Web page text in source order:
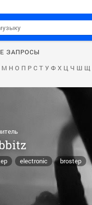
ЗАПРОСЫ
М Н О П Р С Т У Ф Х Ц Ч Ш Щ
electronic brostep